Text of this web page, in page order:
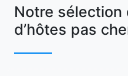
Notre sélection
d’hôtes pas